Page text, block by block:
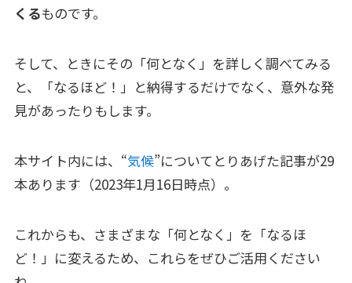
くるものです。
そして、ときにその「何となく」を詳しく調べてみる
と、「なるほど！」と納得するだけでなく、意外な発
見があったりもします。
本サイト内には、“気候”についてとりあげた記事が29
本あります（2023年1月16日時点）。
これからも、さまざまな「何となく」を「なるほ
ど！」に変えるため、これらをぜひご活用ください